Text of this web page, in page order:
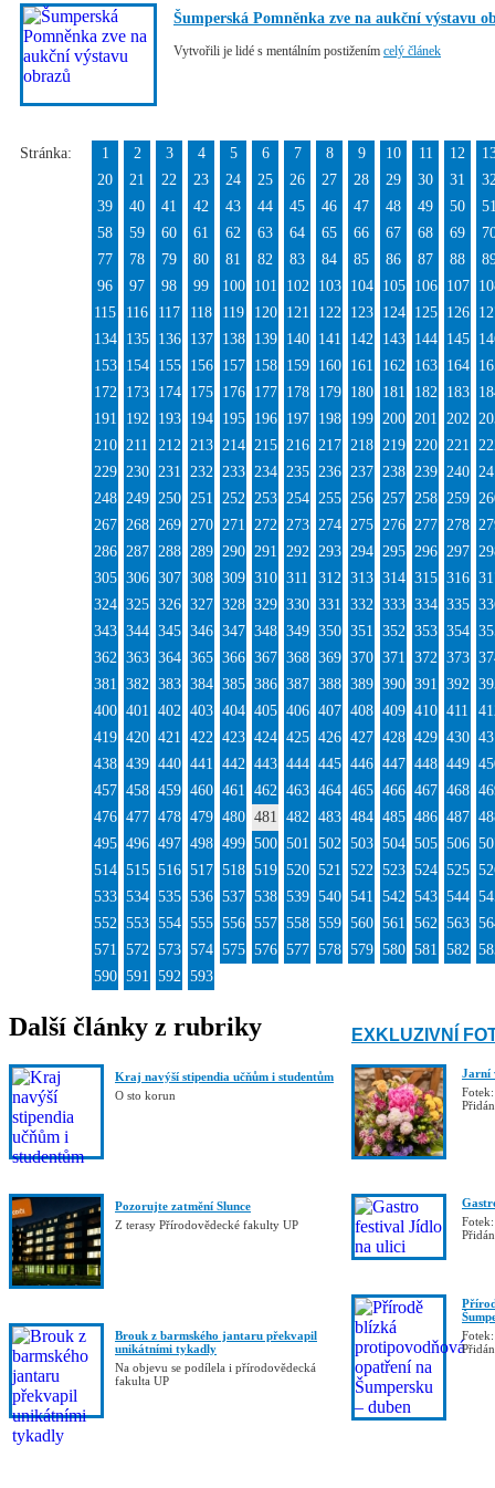
Šumperská Pomněnka zve na aukční výstavu
Vytvořili je lidé s mentálním postižením celý článek
Stránka: 1 2 3 4 5 6 7 8 9 10 11 12
20
21 22 23 24 25 26 27 28 29 30 31
39
40 41 42 43 44 45 46 47 48 49 50
58
59 60 61 62 63 64 65 66 67 68 69
77
78 79 80 81 82 83 84 85 86 87 88
96
97 98 99 100 101 102 103 104 105 106 107
115
116 117 118 119 120 121 122 123 124 125 126
134
135 136 137 138 139 140 141 142 143 144 145
153
154 155 156 157 158 159 160 161 162 163 164
172
173 174 175 176 177 178 179 180 181 182 183
191
192 193 194 195 196 197 198 199 200 201 202
210 211 212 213 214 215 216 217 218 219 220 221
229 230 231 232 233 234 235 236 237 238 239 240
248 249 250 251 252 253 254 255 256 257 258 259
267 268 269 270 271 272 273 274 275 276 277 278
286 287 288 289 290 291 292 293 294 295 296 297
305 306 307 308 309 310 311 312 313 314 315 316
324 325 326 327 328 329 330 331 332 333 334 335
343 344 345 346 347 348 349 350 351 352 353 354
362 363 364 365 366 367 368 369 370 371 372 373
381 382 383 384 385 386 387 388 389 390 391 392
400 401 402 403 404 405 406 407 408 409 410 411
419 420 421 422 423 424 425 426 427 428 429 430
438 439 440 441 442 443 444 445 446 447 448 449
457 458 459 460 461 462 463 464 465 466 467 468
476 477 478 479 480 481 482 483 484 485 486 487
495 496 497 498 499 500 501 502 503 504 505 506
514 515 516 517 518 519 520 521 522 523 524 525
533 534 535 536 537 538 539 540 541 542 543 544
552 553 554 555 556 557 558 559 560 561 562 563
571 572 573 574 575 576 577 578 579 580 581 582
590 591 592 593
Další články z rubriky
Kraj navýší stipendia učňům i studentům
O sto korun
Pozorujte zatmění Slunce
Z terasy Přírodovědecké fakulty UP
Brouk z barmského jantaru překvapil
unikátními tykadly
Na objevu se podílela i přírodovědecká
fakulta UP
EXKLUZIVNÍ
Jarní